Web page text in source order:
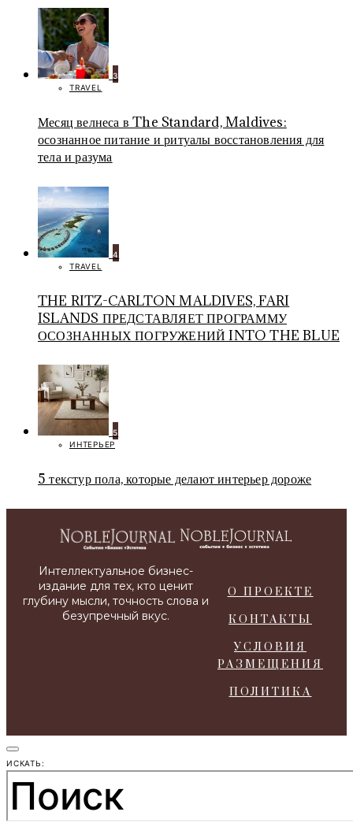
3
TRAVEL
Месяц велнеса в The Standard, Maldives:
осознанное питание и ритуалы восстановления для
тела и разума
4
TRAVEL
THE RITZ-CARLTON MALDIVES, FARI
ISLANDS ПРЕДСТАВЛЯЕТ ПРОГРАММУ
ОСОЗНАННЫХ ПОГРУЖЕНИЙ INTO THE BLUE
5
ИНТЕРЬЕР
5 текстур пола, которые делают интерьер дороже
О ПРОЕКТЕ
КОНТАКТЫ
УСЛОВИЯ
РАЗМЕЩЕНИЯ
ПОЛИТИКА
ИСКАТЬ: